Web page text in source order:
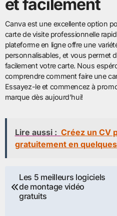
et facilement
Canva est une excellente option
carte de visite professionnelle
plateforme en ligne offre une
personnalisables, et vous permet
facilement votre carte. Nous
comprendre comment faire une
Essayez-le et commencez à
marque dès aujourd’hui!
Lire aussi : Créez un CV
gratuitement en
Navigation
de
Les 5 meilleurs logiciels
de montage vidéo
gratuits